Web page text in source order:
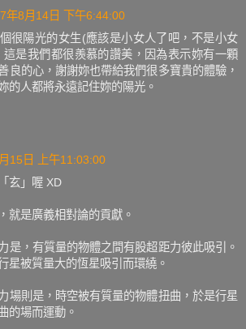
年8月14日 下午6:44:00
很陽光的女生(應該是小女人了吧，不是小女
這是我們都很羨慕的讚美，因為表示妳有一顆
良的心，謝謝妳也帶給我們很多寶貴的體驗，
的人都將永遠記住妳的陽光。
15日 上午11:03:00
玄」喔 XD
就是廣義相對論的貢獻。
是，有質量的物體之間有股超距力彼此吸引。
星被質量大的恆星吸引而環繞。
場則是，時空被有質量的物體扭曲，於是行星
的場而運動。